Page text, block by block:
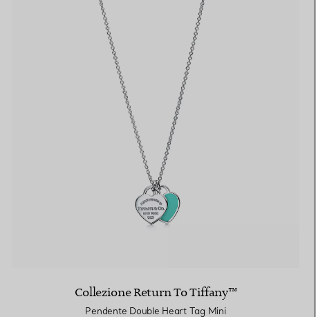
Collezione Return To Tiffany™
Pendente Double Heart Tag Mini